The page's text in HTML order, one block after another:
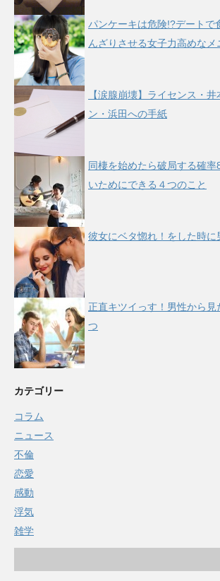
パンケーキは危険!?デートで
んざりさせる女子力高めなメ
【涙腺崩壊】ライセンス・
ン・浜田への手紙
同棲を始めたら破局する確
いためにできる４つのこと
彼女にベタ惚れ！をした時に
正直キツイっす！男性から
つ
カテゴリー
コラム
ニュース
不倫
恋愛
感動
浮気
雑学